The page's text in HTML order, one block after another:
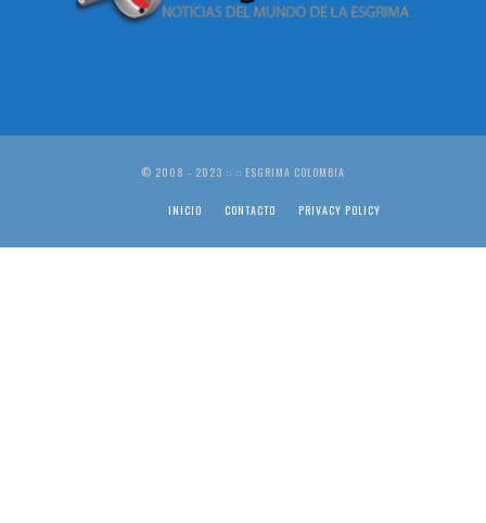
© 2008 - 2023 :: :: ESGRIMA COLOMBIA
INICIO CONTACTO PRIVACY POLICY